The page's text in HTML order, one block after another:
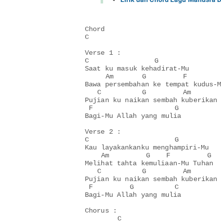
Chord
C
Verse 1 :
C                G
Saat ku masuk kehadirat-Mu
     Am       G         F
Bawa persembahan ke tempat kudus-
   C          G         Am
Pujian ku naikan sembah kuberikan
F                    G
Bagi-Mu Allah yang mulia
Verse 2 :
C                     G
Kau layakankanku menghampiri-Mu
    Am         G    F         G
Melihat tahta kemuliaan-Mu Tuhan
   C          G         Am
Pujian ku naikan sembah kuberikan
F         G          C
Bagi-Mu Allah yang mulia
Chorus :
        C